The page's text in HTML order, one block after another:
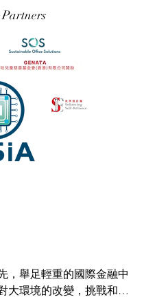
，舉足輕重的國際金融中
大環境的改變，挑戰和機